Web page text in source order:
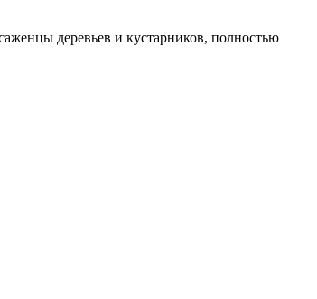
деревьев и кустарников, полностью